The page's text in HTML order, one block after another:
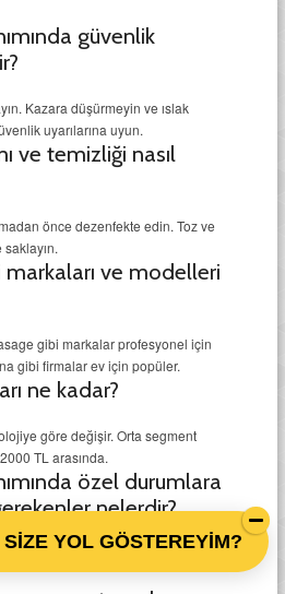
güvenlik
Kazara düşürmeyin ve ıslak
uyarılarına uyun.
ve temizliği nasıl
önce dezenfekte edin. Toz ve
ve modelleri
gibi markalar profesyonel için
gibi firmalar ev için popüler.
ne kadar?
göre değişir. Orta segment
TL arasında.
özel durumlara
nelerdir?
için dikkatli olun. Sağlık
SİZE YOL GÖSTEREYİM?